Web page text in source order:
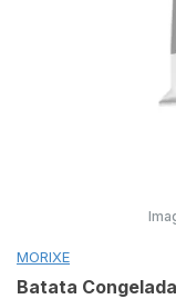
MORIXE
Batata